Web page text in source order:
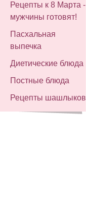
Рецепты к 8 Марта -
мужчины готовят!
Пасхальная
выпечка
Диетические блюда
Постные блюда
Рецепты шашлыков